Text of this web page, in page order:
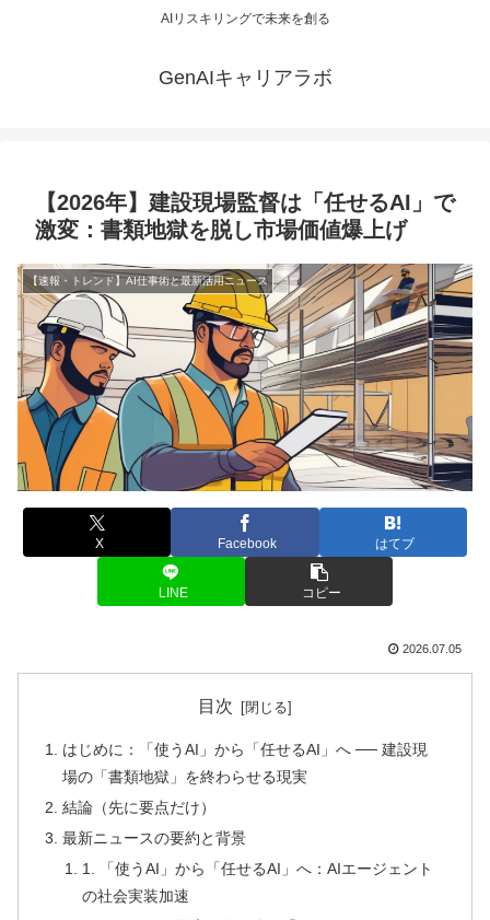
AIリスキリングで未来を創る
GenAIキャリアラボ
【2026年】建設現場監督は「任せるAI」で
激変：書類地獄を脱し市場価値爆上げ
【速報・トレンド】AI仕事術と最新活用ニュース
X Facebook はてブ
LINE コピー
2026.07.05
目次
はじめに：「使うAI」から「任せるAI」へ ── 建設現
場の「書類地獄」を終わらせる現実
結論（先に要点だけ）
最新ニュースの要約と背景
1. 「使うAI」から「任せるAI」へ：AIエージェント
の社会実装加速